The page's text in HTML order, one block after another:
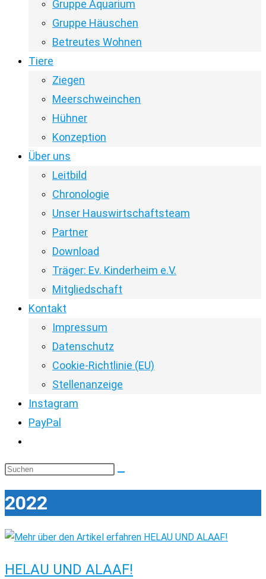
Gruppe Aquarium
Gruppe Häuschen
Betreutes Wohnen
Tiere
Ziegen
Meerschweinchen
Hühner
Konzeption
Über uns
Leitbild
Chronologie
Unser Hauswirtschaftsteam
Partner
Download
Träger: Ev. Kinderheim e.V.
Mitgliedschaft
Kontakt
Impressum
Datenschutz
Cookie-Richtlinie (EU)
Stellenanzeige
Instagram
PayPal
umschalten
Diese
durchsuchen
2022
HELAU UND ALAAF!